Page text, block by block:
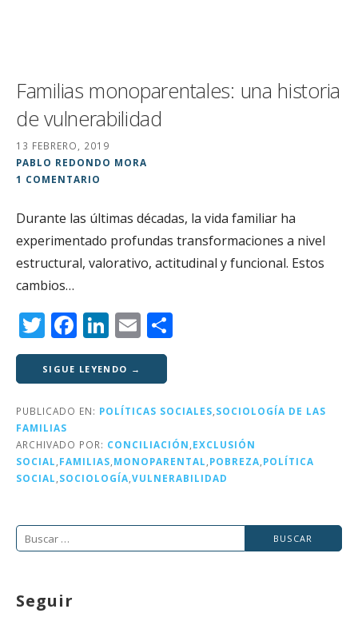
Familias monoparentales: una historia
de vulnerabilidad
13 FEBRERO, 2019
PABLO REDONDO MORA
1 COMENTARIO
Durante las últimas décadas, la vida familiar ha
experimentado profundas transformaciones a nivel
estructural, valorativo, actitudinal y funcional. Estos
cambios…
T
w
it
te
r
F
a
c
e
o
o
Li
n
k
e
n
E
m
ai
l p
rt
ir
SIGUE LEYENDO →
PUBLICADO EN: POLÍTICAS SOCIALES,SOCIOLOGÍA DE LAS
FAMILIAS
ARCHIVADO POR: CONCILIACIÓN,EXCLUSIÓN
SOCIAL,FAMILIAS,MONOPARENTAL,POBREZA,POLÍTICA
SOCIAL,SOCIOLOGÍA,VULNERABILIDAD
Buscar:
Seguir